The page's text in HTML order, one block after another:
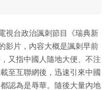
視台政治諷刺節目《瑞典新
影片，內容大概是諷刺早前
又指中國人隨地大便、不注
至互聯網後，迅速引來中國
認為是辱華。隨後大量內地